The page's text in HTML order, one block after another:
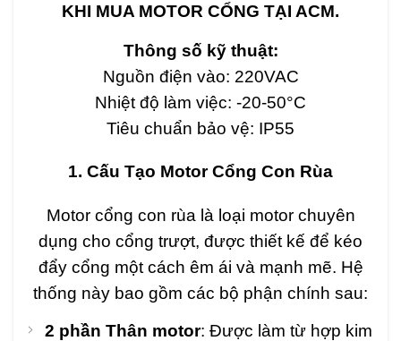
KHI MUA MOTOR CỔNG TẠI ACM.
Thông số kỹ thuật:
Nguồn điện vào: 220VAC
Nhiệt độ làm việc: -20-50°C
Tiêu chuẩn bảo vệ: IP55
1. Cấu Tạo Motor Cổng Con Rùa
Motor cổng con rùa là loại motor chuyên
dụng cho cổng trượt, được thiết kế để kéo
đẩy cổng một cách êm ái và mạnh mẽ. Hệ
thống này bao gồm các bộ phận chính sau:
2 phần Thân motor: Được làm từ hợp kim